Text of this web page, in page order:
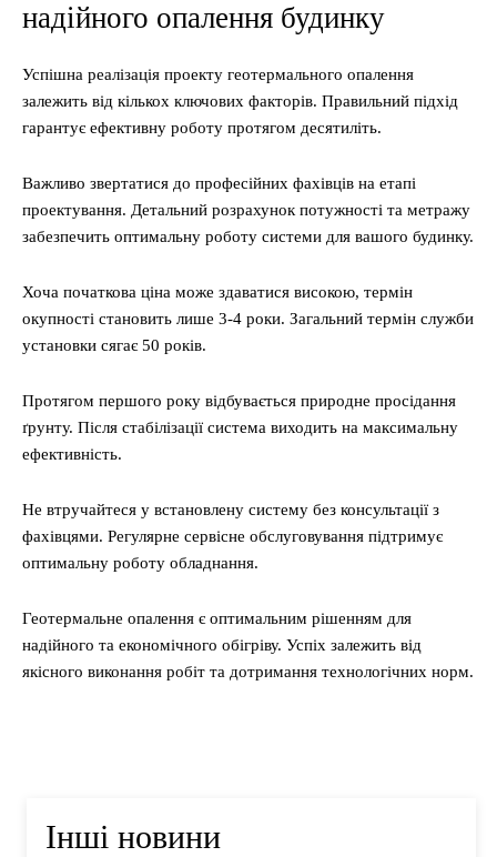
надійного опалення будинку
Успішна реалізація проекту геотермального опалення
залежить від кількох ключових факторів. Правильний підхід
гарантує ефективну роботу протягом десятиліть.
Важливо звертатися до професійних фахівців на етапі
проектування. Детальний розрахунок потужності та метражу
забезпечить оптимальну роботу системи для вашого будинку.
Хоча початкова ціна може здаватися високою, термін
окупності становить лише 3-4 роки. Загальний термін служби
установки сягає 50 років.
Протягом першого року відбувається природне просідання
ґрунту. Після стабілізації система виходить на максимальну
ефективність.
Не втручайтеся у встановлену систему без консультації з
фахівцями. Регулярне сервісне обслуговування підтримує
оптимальну роботу обладнання.
Геотермальне опалення є оптимальним рішенням для
надійного та економічного обігріву. Успіх залежить від
якісного виконання робіт та дотримання технологічних норм.
Інші новини